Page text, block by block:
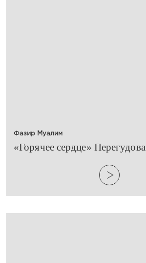
Фазир Муалим
​«Горячее сердце» Перегудова